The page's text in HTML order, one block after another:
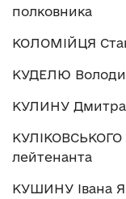
полковника
КОЛОМІЙЦЯ
КУДЕЛЮ
КУЛИНУ Дмитра
КУЛІКОВСЬКОГО
лейтенанта
КУШИНУ Івана